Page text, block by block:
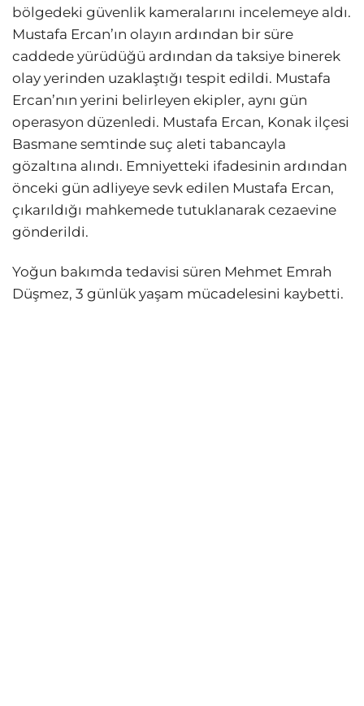
bölgedeki güvenlik kameralarını incelemeye aldı.
Mustafa Ercan’ın olayın ardından bir süre
caddede yürüdüğü ardından da taksiye binerek
olay yerinden uzaklaştığı tespit edildi. Mustafa
Ercan’nın yerini belirleyen ekipler, aynı gün
operasyon düzenledi. Mustafa Ercan, Konak ilçesi
Basmane semtinde suç aleti tabancayla
gözaltına alındı. Emniyetteki ifadesinin ardından
önceki gün adliyeye sevk edilen Mustafa Ercan,
çıkarıldığı mahkemede tutuklanarak cezaevine
gönderildi.
Yoğun bakımda tedavisi süren Mehmet Emrah
Düşmez, 3 günlük yaşam mücadelesini kaybetti.